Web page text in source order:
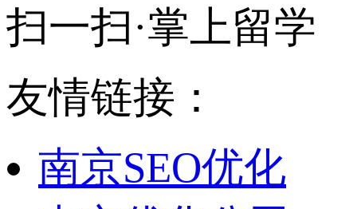
扫一扫·掌上留学
友情链接：
南京SEO优化